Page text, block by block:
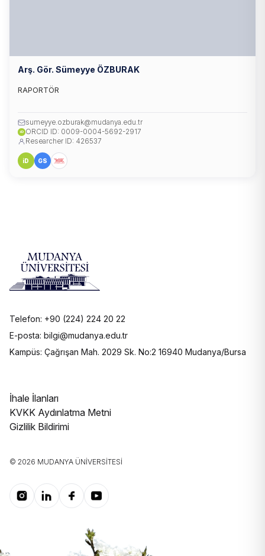
Arş. Gör. Sümeyye ÖZBURAK
RAPORTÖR
sumeyye.ozburak@mudanya.edu.tr
iD ORCID ID: 0009-0004-5692-2917
Researcher ID: 426537
iD GS
Telefon: +90 (224) 224 20 22
E-posta: bilgi@mudanya.edu.tr
Kampüs: Çağrışan Mah. 2029 Sk. No:2 16940 Mudanya/Bursa
İhale İlanları
KVKK Aydınlatma Metni
Gizlilik Bildirimi
© 2026 MUDANYA ÜNIVERSITESI